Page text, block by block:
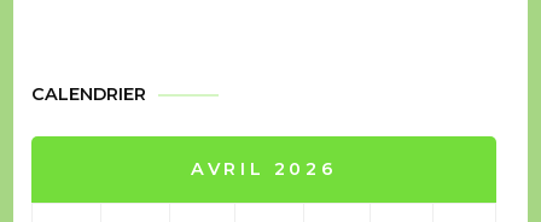
CALENDRIER
AVRIL 2026